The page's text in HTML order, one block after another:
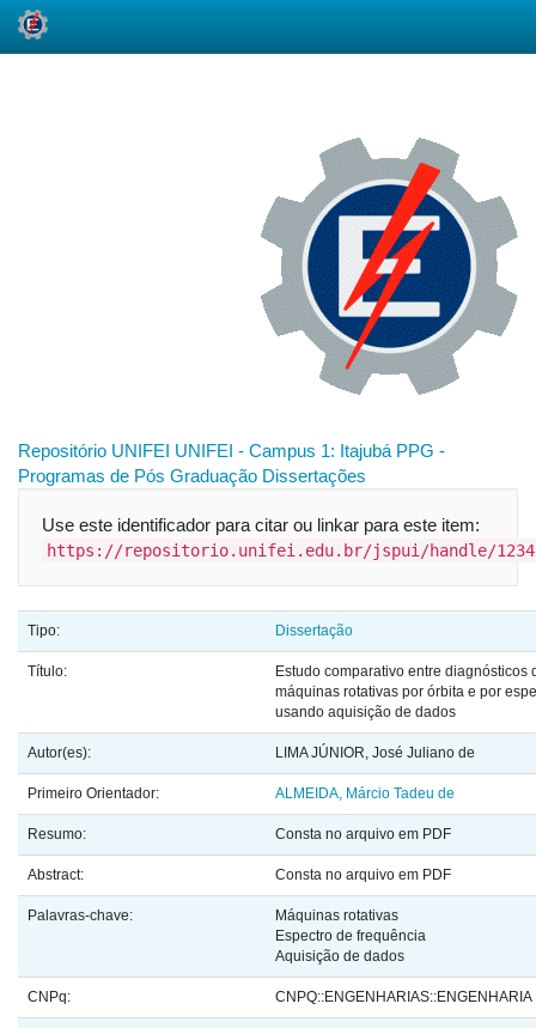
Repositório UNIFEI UNIFEI - Campus 1: Itajubá PPG -
Programas de Pós Graduação Dissertações
Use este identificador para citar ou linkar para este item:
https://repositorio.unifei.edu.br/jspui/handle/
Tipo: Dissertação
Título:
Estudo comparativo entre diagnósticos
máquinas rotativas por órbita e por
usando aquisição de dados
Autor(es): LIMA JÚNIOR, José Juliano de
Primeiro Orientador: ALMEIDA, Márcio Tadeu de
Resumo: Consta no arquivo em PDF
Abstract: Consta no arquivo em PDF
Palavras-chave:
Máquinas rotativas
Espectro de frequência
Aquisição de dados
CNPq: CNPQ::ENGENHARIAS::ENGENHARIA